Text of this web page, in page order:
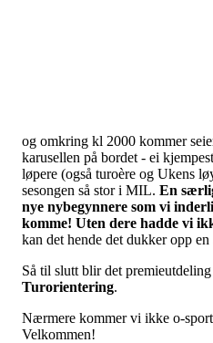
og omkring kl 2000 kommer
karusellen på bordet - ei
løpere (også turoère og Ukens
sesongen så stor i MIL. En
nye nybegynnere som vi
komme! Uten dere hadde vi
kan det hende det dukker opp
Så til slutt blir det
Turorientering.
Nærmere kommer vi ikke o-
Velkommen!